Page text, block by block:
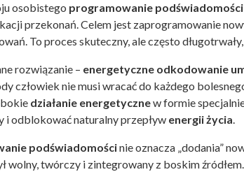
osobistego programowanie podświadomości
przekonań. Celem jest zaprogramowanie
To proces skuteczny, ale często
rozwiązanie – energetyczne odkodowanie
człowiek nie musi wracać do każdego
działanie energetycznew formie
odblokować naturalny przepływ energii życia.
podświadomościnie oznacza „dodania”
wolny, twórczy i zintegrowany z boskim źródłem.